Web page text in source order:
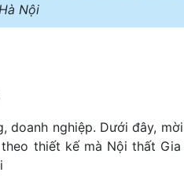
Nội
doanh nghiệp. Dưới đây,
thiết kế mà Nội thất Gia